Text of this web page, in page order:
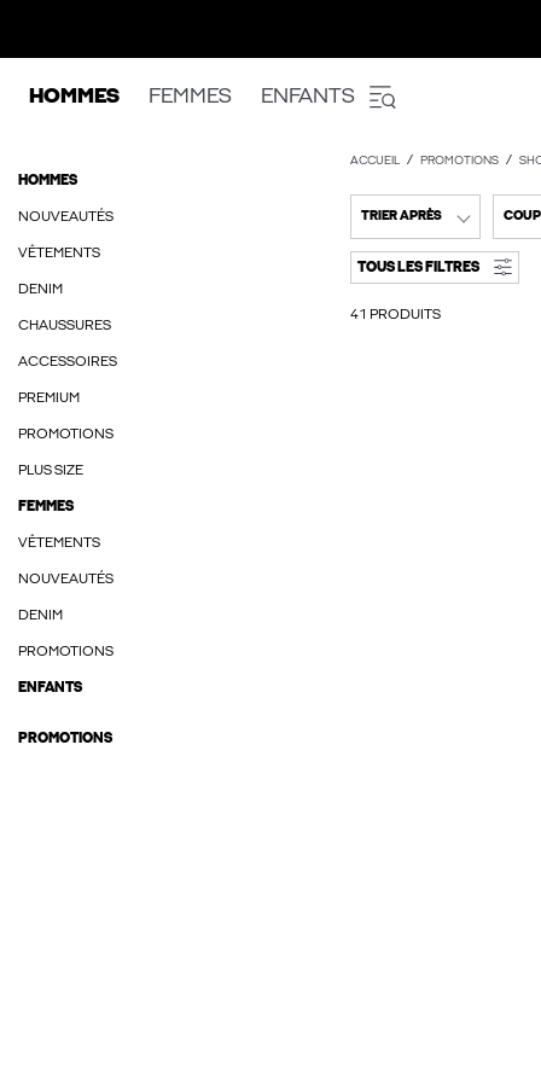
HOMMES FEMMES ENFANTS
HOMMES
NOUVEAUTÉS
VÊTEMENTS
DENIM
CHAUSSURES
ACCESSOIRES
PREMIUM
PROMOTIONS
PLUS SIZE
FEMMES
VÊTEMENTS
NOUVEAUTÉS
DENIM
PROMOTIONS
ENFANTS
PROMOTIONS
ACCUEIL PROMOTIONS
TRIER APRÈS
TOUS LES FILTRES
41 PRODUITS